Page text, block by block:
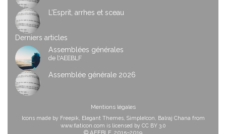
L’Esprit, arrhes et sceau
Derniers articles
Assemblées générales
de l'AEEBLF
Assemblée générale 2026
Mentions légales
Icons made by Freepik, Elegant Themes, SimpleIcon Balraj Chana from
www.flaticon.com is licensed by CC BY 3.0
© AEEBLF, 2015–2019